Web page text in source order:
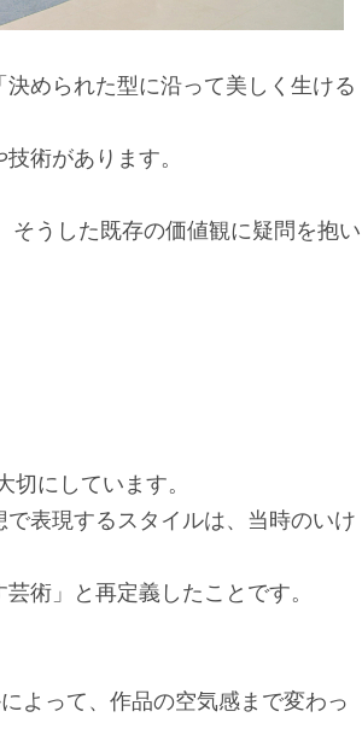
められた型に沿って美しく生ける
術があります。
そうした既存の価値観に疑問を抱い
にしています。
表現するスタイルは、当時のいけ
術」と再定義したことです。
よって、作品の空気感まで変わっ